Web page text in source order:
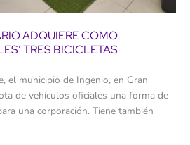
ADQUIERE COMO
TRES BICICLETAS
el municipio de Ingenio, en Gran
de vehículos oficiales una forma de
una corporación. Tiene también